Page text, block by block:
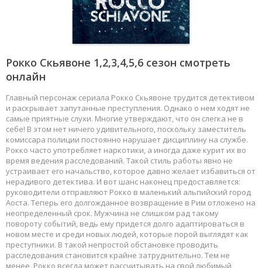
Рокко Скьявоне 1,2,3,4,5,6 сезон смотреть
онлайн
Главный персонаж сериала Рокко Скьявоне трудится детективом
и раскрывает запутанные преступления. Однако о нем ходят не
самые приятные слухи. Многие утверждают, что он слегка не в
себе! В этом нет ничего удивительного, поскольку заместитель
комиссара полиции постоянно нарушает дисциплину на службе.
Рокко часто употребляет наркотики, а иногда даже курит их во
время ведения расследований. Такой стиль работы явно не
устраивает его начальство, которое давно желает избавиться от
нерадивого детектива. И вот шанс наконец предоставляется:
руководители отправляют Рокко в маленький альпийский город
Аоста. Теперь его долгожданное возвращение в Рим отложено на
неопределенный срок. Мужчина не слишком рад такому
повороту событий, ведь ему придется долго адаптироваться в
новом месте и среди новых людей, которые порой выглядят как
преступники. В такой непростой обстановке проводить
расследования становится крайне затруднительно. Тем не
менее, Рокко всегда может рассчитывать на свой любимый